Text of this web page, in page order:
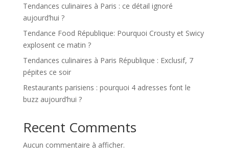
Tendances culinaires à Paris : ce détail ignoré
aujourd’hui ?
Tendance Food République: Pourquoi Crousty et Swicy
explosent ce matin ?
Tendances culinaires à Paris République : Exclusif, 7
pépites ce soir
Restaurants parisiens : pourquoi 4 adresses font le
buzz aujourd’hui ?
Recent Comments
Aucun commentaire à afficher.